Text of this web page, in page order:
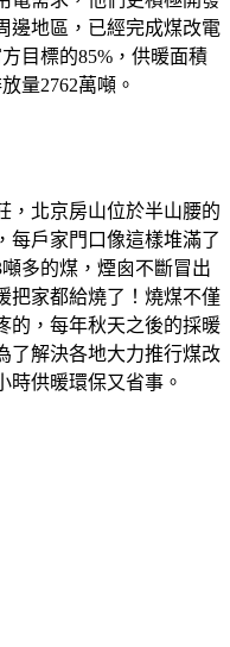
邊地區，已經完成煤改電
目標的85%，供暖面積
量2762萬噸。
，北京房山位於半山腰的
每戶家門口像這樣堆滿了
多的煤，煙囪不斷冒出
把家都給燒了！燒煤不僅
的，每年秋天之後的採暖
了解決各地大力推行煤改
時供暖環保又省事。